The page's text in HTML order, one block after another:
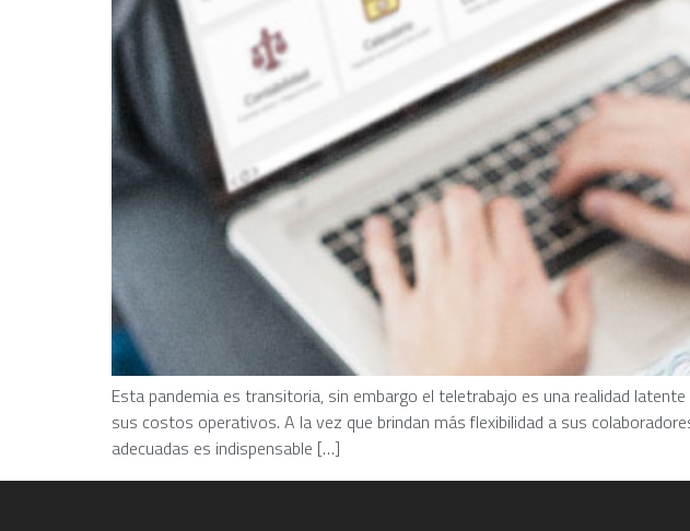
Esta pandemia es transitoria, sin embargo el teletrabajo es una realidad
sus costos operativos. A la vez que brindan más flexibilidad a sus
adecuadas es indispensable […]